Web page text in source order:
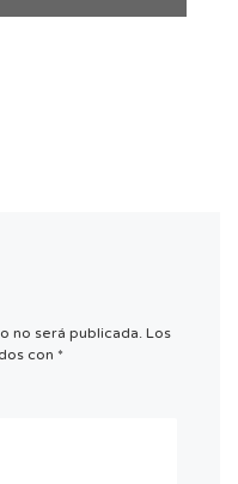
no será publicada. Los
con *